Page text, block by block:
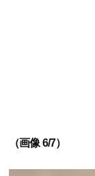
（画像 6/7）